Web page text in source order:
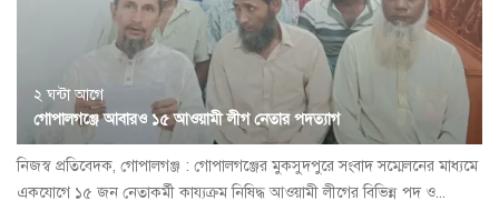
২ ঘন্টা আগে
গোপালগঞ্জে আবারও ১৫ আওয়ামী লীগ নেতার পদত্যাগ
নিজস্ব প্রতিবেদক, গোপালগঞ্জ : গোপালগঞ্জের মুকসুদপুরে সংবাদ সম্মেলনের মাধ্যমে
একযোগে ১৫ জন নেতাকর্মী কায্যক্রম নিষিদ্ধ আওয়ামী লীগের বিভিন্ন পদ ও...